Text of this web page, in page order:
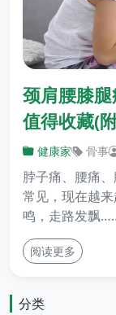
颈肩腰膝腿
值得收藏(
健康家 骨事
脖子痛、腰痛
常见，现在越
鸣，走路发飘
阅读更多
分类